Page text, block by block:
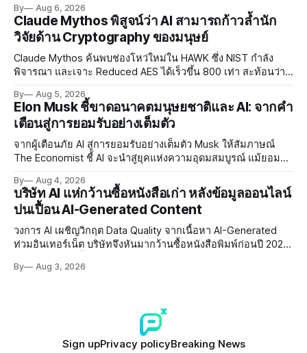
อย่างเร่งด่วน
By Aug 6, 2026
Claude Mythos พิสูจน์ว่า AI สามารถก้าวล้ำนัก
วิจัยด้าน Cryptography ของมนุษย์
Claude Mythos ค้นพบช่องโหว่ใหม่ใน HAWK ซึ่ง NIST กำลัง
พิจารณา และเจาะ Reduced AES ได้เร็วขึ้น 800 เท่า สะท้อนว่า
By Aug 5, 2026
Elon Musk ชี้ขาดอนาคตมนุษยชาติและ AI: จากคำ
เตือนสู่การยอมรับอย่างเต็มตัว
จากผู้เตือนภัย AI สู่การยอมรับอย่างเต็มตัว Musk ให้สัมภาษณ์
The Economist ชี้ AI จะนำสู่ยุคแห่งความอุดมสมบูรณ์ แม้ยอมรับ
By Aug 4, 2026
บริษัท AI แห่กว้านซื้อหนังสือเก่า หลังข้อมูลออนไลน์
ปนเปื้อน AI-Generated Content
วงการ AI เผชิญวิกฤต Data Quality จากเนื้อหา AI-Generated
ท่วมอินเทอร์เน็ต บริษัทจึงหันมากว้านซื้อหนังสือพิมพ์ก่อนปี 2022
Poisoning ที่ซับซ้อน
By Aug 3, 2026
Sign upPrivacy policyBreaking News